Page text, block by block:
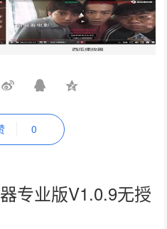
0
专业版V1.0.9无授